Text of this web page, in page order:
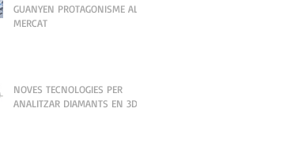
GUANYEN PROTAGONISME AL
MERCAT
NOVES TECNOLOGIES PER
ANALITZAR DIAMANTS EN 3D